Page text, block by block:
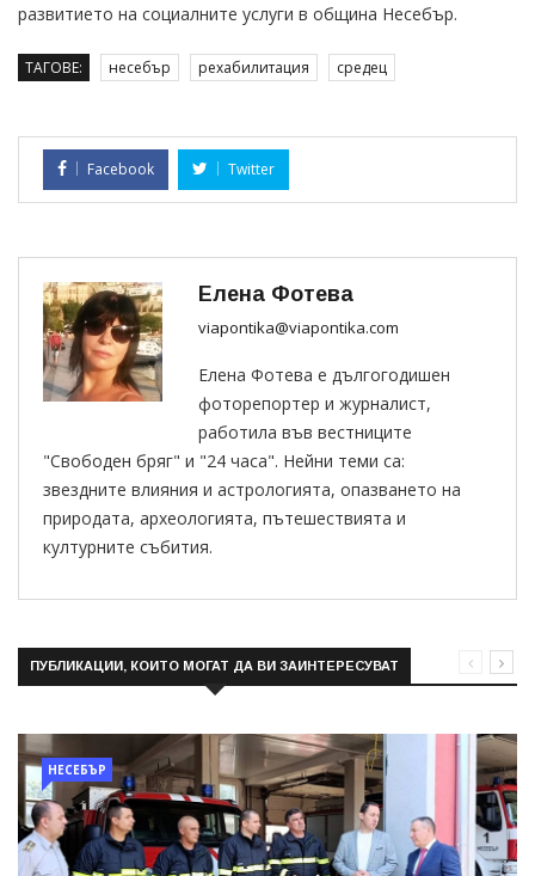
развитието на социалните услуги в община Несебър.
ТАГОВЕ: несебър рехабилитация средец
Facebook Twitter
Елена Фотева
viapontika@viapontika.com
Елена Фотева е дългогодишен
фоторепортер и журналист,
работила във вестниците
"Свободен бряг" и "24 часа". Нейни теми са:
звездните влияния и астрологията, опазването на
природата, археологията, пътешествията и
културните събития.
ПУБЛИКАЦИИ, КОИТО МОГАТ ДА ВИ ЗАИНТЕРЕСУВАТ
НЕСЕБЪР